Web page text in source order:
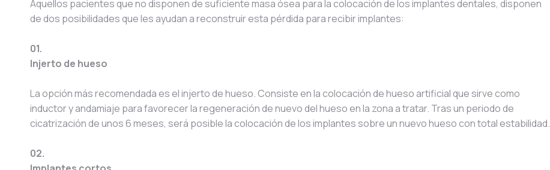
Aquellos pacientes que no disponen de suficiente masa ósea para la colocación de los implantes dentales, disponen
de dos posibilidades que les ayudan a reconstruir esta pérdida para recibir implantes:
01.
Injerto de hueso
La opción más recomendada es el injerto de hueso. Consiste en la colocación de hueso artificial que sirve como
inductor y andamiaje para favorecer la regeneración de nuevo del hueso en la zona a tratar. Tras un periodo de
cicatrización de unos 6 meses, será posible la colocación de los implantes sobre un nuevo hueso con total estabilidad.
02.